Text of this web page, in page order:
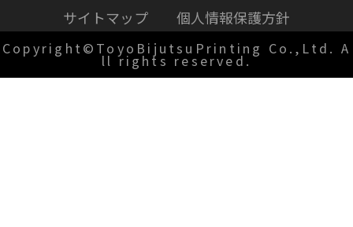
サイトマップ 個人情報保護方針
Copyright©ToyoBijutsuPrinting Co.,Ltd. A
ll rights reserved.